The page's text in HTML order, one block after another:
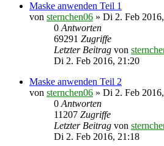
Maske anwenden Teil 1
von sternchen06 » Di 2. Feb
0 Antworten
69291 Zugriffe
Letzter Beitrag von
Di 2. Feb 2016, 21:20
Maske anwenden Teil 2
von sternchen06 » Di 2. Feb
0 Antworten
11207 Zugriffe
Letzter Beitrag von
Di 2. Feb 2016, 21:18